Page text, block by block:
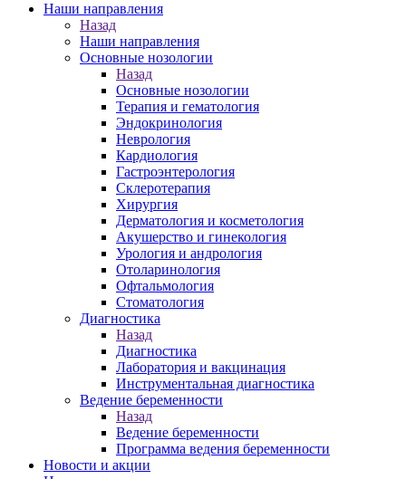
Наши направления
Назад
Наши направления
Основные нозологии
Назад
Основные нозологии
Терапия и гематология
Эндокринология
Неврология
Кардиология
Гастроэнтерология
Склеротерапия
Хирургия
Дерматология и косметология
Акушерство и гинекология
Урология и андрология
Отоларинология
Офтальмология
Стоматология
Диагностика
Назад
Диагностика
Лаборатория и вакцинация
Инструментальная диагностика
Ведение беременности
Назад
Ведение беременности
Программа ведения беременности
Новости и акции